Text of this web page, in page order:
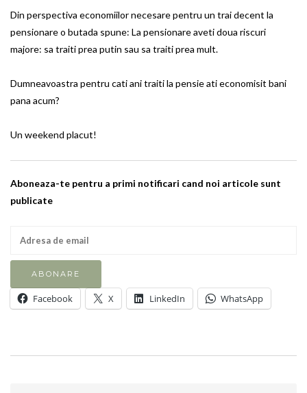
Din perspectiva economiilor necesare pentru un trai decent la
pensionare o butada spune: La pensionare aveti doua riscuri
majore: sa traiti prea putin sau sa traiti prea mult.
Dumneavoastra pentru cati ani traiti la pensie ati economisit bani
pana acum?
Un weekend placut!
Aboneaza-te pentru a primi notificari cand noi articole sunt
publicate
Facebook X LinkedIn WhatsApp